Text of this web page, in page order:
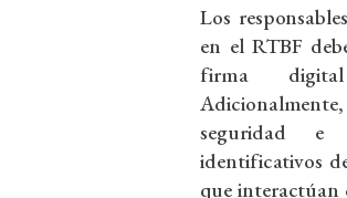
Los
en el RTBF
firma
seguridad
identificativos
que interactúan